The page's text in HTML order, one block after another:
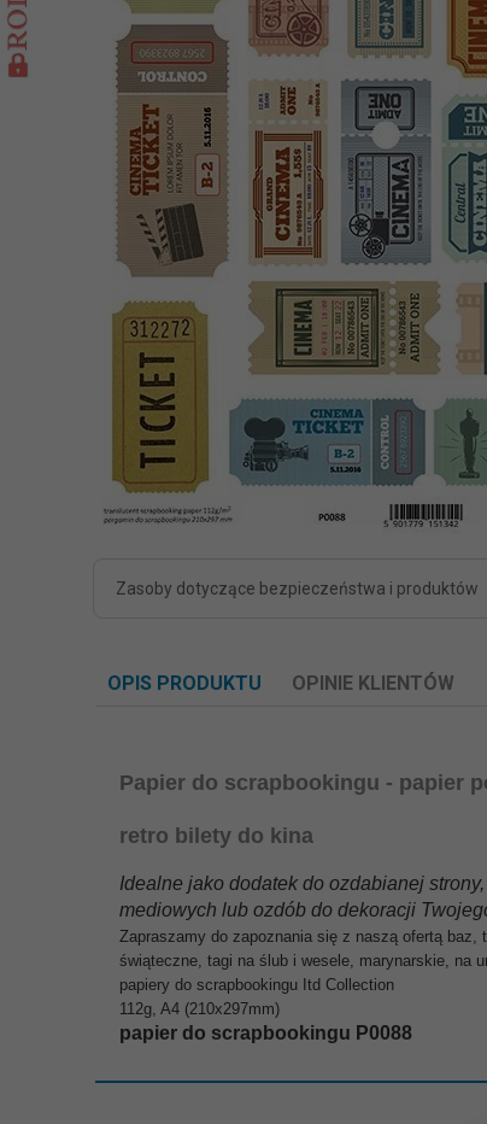
Zasoby dotyczące bezpieczeństwa i produktów
OPIS PRODUKTU OPINIE KLIENTÓW
Papier do scrapbookingu - papier
retro bilety do kina
Idealne jako dodatek do ozdabianej
mediowych lub ozdób do dekoracji
Zapraszamy do zapoznania się z naszą ofertą baz,
świąteczne, tagi na ślub i wesele, marynarskie, na
papiery do scrapbookingu Itd Collection
112g, A4 (210x297mm)
papier do scrapbookingu P0088